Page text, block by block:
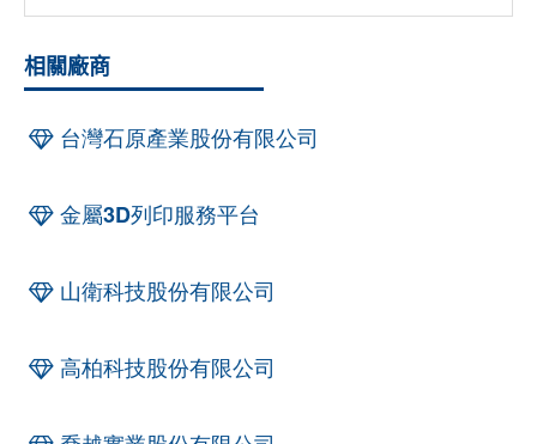
相關廠商
台灣石原產業股份有限公司
金屬3D列印服務平台
山衛科技股份有限公司
高柏科技股份有限公司